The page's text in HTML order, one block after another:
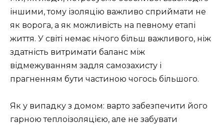
іншими, тому ізоляцію важливо сприймати не
як ворога, а як можливість на певному етапі
життя. У світі немає нічого більш важливого, ніж
здатність витримати баланс між
відмежуванням задля самозахисту і
прагненням бути частиною чогось більшого.
Як у випадку з домом: варто забезпечити його
гарною теплоізоляцією, але не забувати